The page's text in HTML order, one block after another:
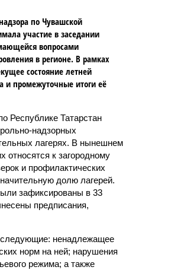
по Чувашской
участие в заседании
вопросами
в регионе. В рамках
состояние летней
и промежуточные итоги её
Республике Татарстан
надзорных
лагерях. В нынешнем
относятся к загородному
и профилактических
долю лагерей.
зафиксированы в 33
предписания,
следующие: ненадлежащее
норм на ней; нарушения
режима; а также